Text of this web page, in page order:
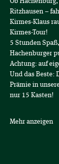
Ritzhausen –
Kirmes-Klaus
Kirmes-Tour!
5 Stunden
Hachenburger
Achtung: auf
Und das Beste:
Prämie in
nur 15 Kasten!
Mehr anzeigen